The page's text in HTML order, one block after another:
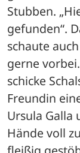
Stubben.
gefunden“.
schaute
gerne
schicke
Freundin
Ursula Galla
Hände voll